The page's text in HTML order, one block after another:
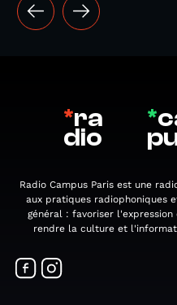
*ra
dio
*
Radio Campus Paris est une
aux pratiques radiophoniques
général : favoriser
rendre la culture et